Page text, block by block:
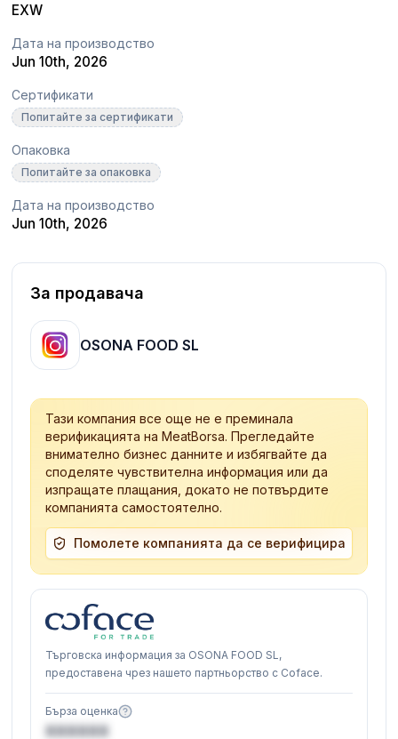
EXW
Дата на производство
Jun 10th, 2026
Сертификати
Попитайте за сертификати
Опаковка
Попитайте за опаковка
Дата на производство
Jun 10th, 2026
За продавача
OSONA FOOD SL
Тази компания все още не е преминала
верификацията на MeatBorsa. Прегледайте
внимателно бизнес данните и избягвайте да
споделяте чувствителна информация или да
изпращате плащания, докато не потвърдите
компанията самостоятелно.
Помолете компанията да се верифицира
Търговска информация за OSONA FOOD SL,
предоставена чрез нашето партньорство с Coface.
Бърза оценка
XXXXXX